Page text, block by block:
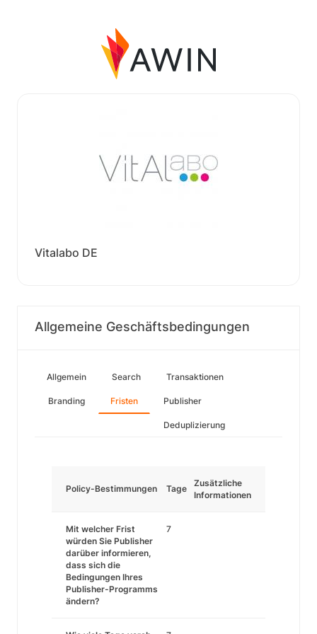
Vitalabo DE
Allgemeine Geschäftsbedingungen
Allgemein Search Transaktionen
Branding Fristen Publisher
Deduplizierung
Policy-Bestimmungen Tage
Zusätzliche
Informationen
Mit welcher Frist
würden Sie Publisher
darüber informieren,
dass sich die
Bedingungen Ihres
Publisher-Programms
ändern?
7